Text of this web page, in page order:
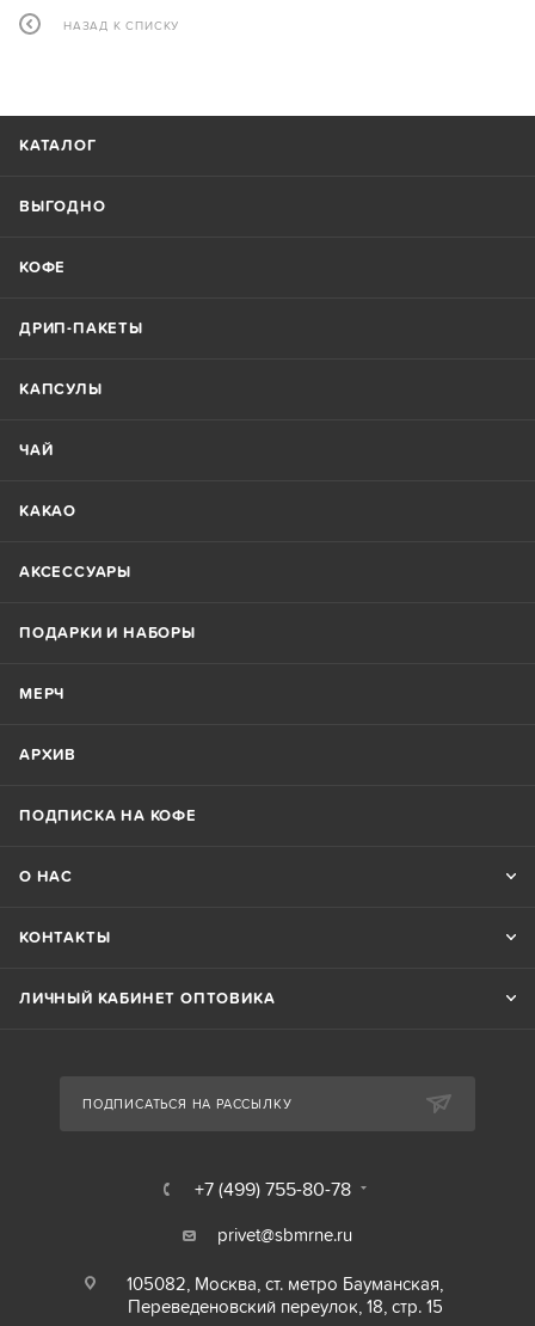
НАЗАД К СПИСКУ
КАТАЛОГ
ВЫГОДНО
КОФЕ
ДРИП-ПАКЕТЫ
КАПСУЛЫ
ЧАЙ
КАКАО
АКСЕССУАРЫ
ПОДАРКИ И НАБОРЫ
МЕРЧ
АРХИВ
ПОДПИСКА НА КОФЕ
О НАС
КОНТАКТЫ
ЛИЧНЫЙ КАБИНЕТ ОПТОВИКА
ПОДПИСАТЬСЯ НА РАССЫЛКУ
+7 (499) 755-80-78
privet@sbmrne.ru
105082, Москва, ст. метро Бауманская,
Переведеновский переулок, 18, стр. 15